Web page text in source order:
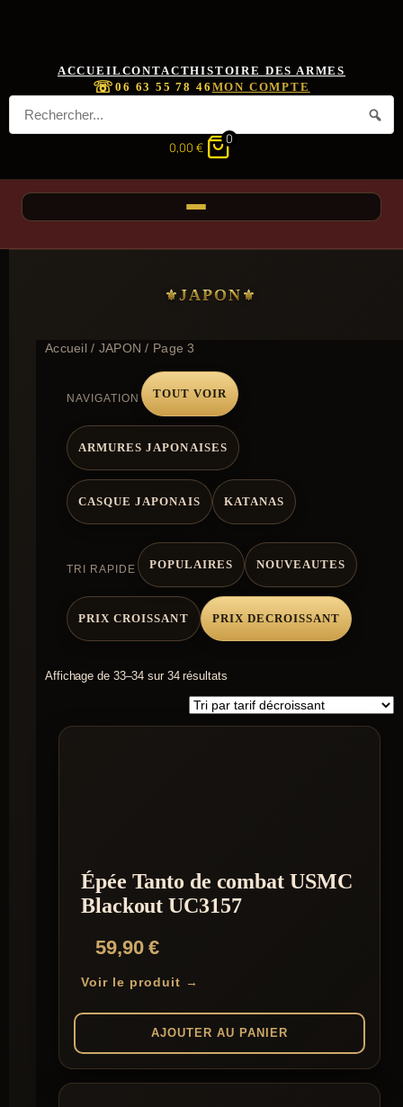
ACCUEIL CONTACTHISTOIRE DES ARMES
☏06 63 55 78 46 MON COMPTE
0,00 €
0
JAPON
Accueil/ JAPON / Page 3
NAVIGATION TOUT VOIR
ARMURES JAPONAISES
CASQUE JAPONAIS KATANAS
TRI RAPIDE POPULAIRES NOUVEAUTES
PRIX CROISSANT PRIX DECROISSANT
Affichage de 33–34 sur 34 résultatsTrié
prix
décroissant
Épée Tanto de combat USMC
Blackout UC3157
59,90€
Voir le produit →
AJOUTER AU PANIER